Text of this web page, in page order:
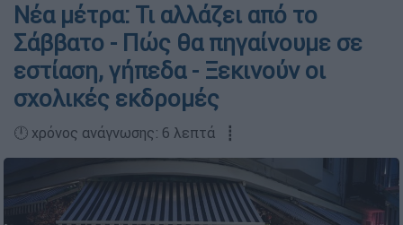
Νέα μέτρα: Τι αλλάζει από το
Σάββατο - Πώς θα πηγαίνουμε σε
εστίαση, γήπεδα - Ξεκινούν οι
σχολικές εκδρομές
🕛 χρόνος ανάγνωσης: 6 λεπτά ┋